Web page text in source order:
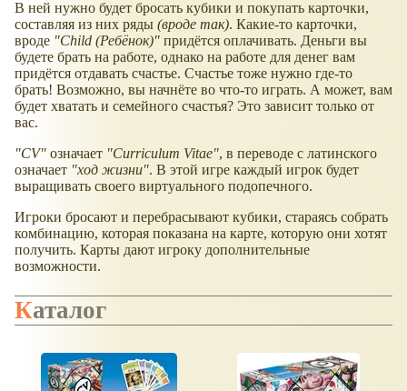
В ней нужно будет бросать кубики и покупать карточки,
составляя из них ряды (вроде так). Какие-то карточки,
вроде "Child (Ребёнок)" придётся оплачивать. Деньги вы
будете брать на работе, однако на работе для денег вам
придётся отдавать счастье. Счастье тоже нужно где-то
брать! Возможно, вы начнёте во что-то играть. А может, вам
будет хватать и семейного счастья? Это зависит только от
вас.
"CV" означает "Curriculum Vitae", в переводе с латинского
означает "ход жизни". В этой игре каждый игрок будет
выращивать своего виртуального подопечного.
Игроки бросают и перебрасывают кубики, стараясь собрать
комбинацию, которая показана на карте, которую они хотят
получить. Карты дают игроку дополнительные
возможности.
Каталог